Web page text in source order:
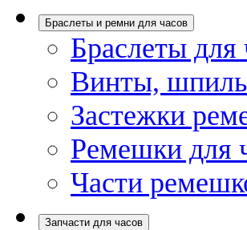
Браслеты и ремни для часов
Браслеты для
Винты,
Застежки
Ремешки для
Части
Запчасти для часов